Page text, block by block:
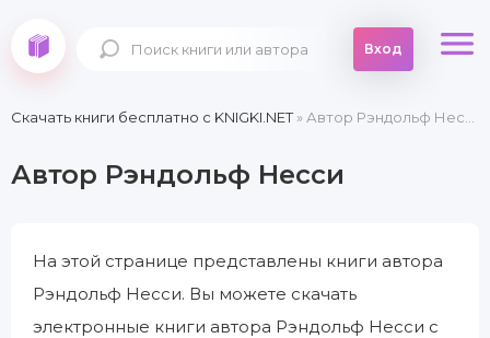
Вход
Скачать книги бесплатно c KNIGKI.NET» Автор Рэндольф Несси
Автор Рэндольф Несси
На этой странице представлены книги автора
Рэндольф Несси. Вы можете скачать
электронные книги автора Рэндольф Несси с